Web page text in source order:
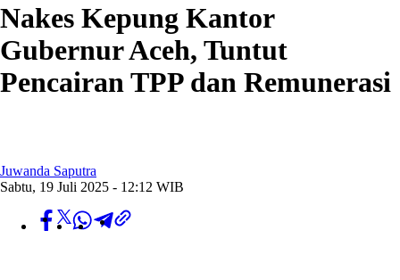
Nakes Kepung Kantor
Gubernur Aceh, Tuntut
Pencairan TPP dan Remunerasi
Juwanda Saputra
Sabtu, 19 Juli 2025 - 12:12 WIB